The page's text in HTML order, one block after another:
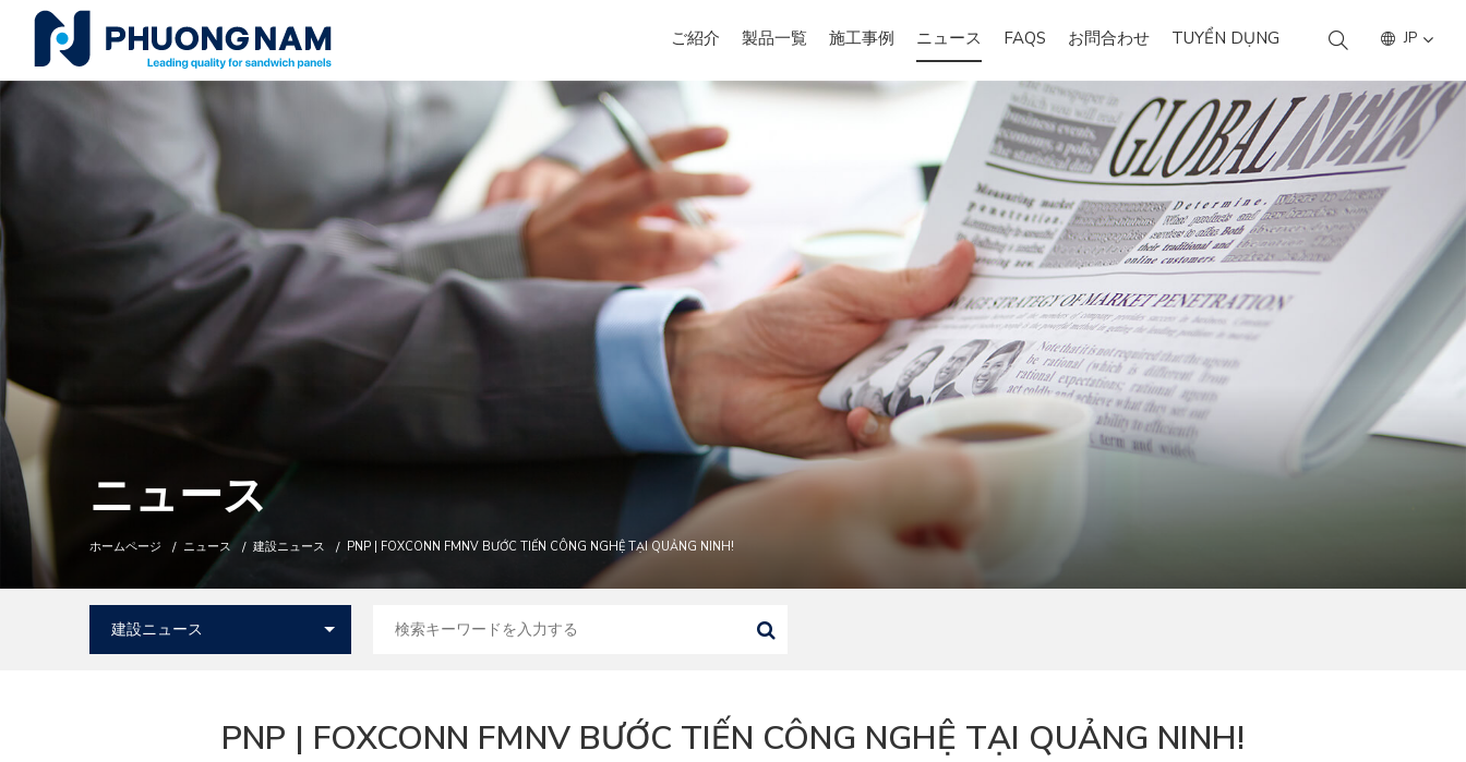
ご紹介 製品一覧 施工事例 ニュース FAQS お問合わせ TUYỂN DỤNG JP
ニュース
ホームページ ニュース 建設ニュース PNP | FOXCONN FMNV BƯỚC TIẾN CÔNG NGHỆ TẠI QUẢNG NINH!
PNP | FOXCONN FMNV BƯỚC TIẾN CÔNG NGHỆ TẠI QUẢNG NINH!